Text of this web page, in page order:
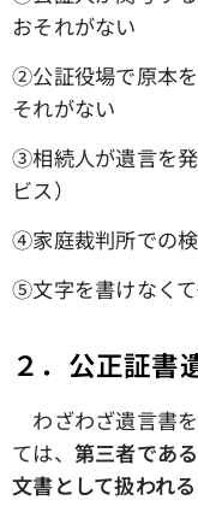
おそれがない
➁公証役場で原本
それがない
③相続人が遺言を
ビス）
④家庭裁判所での
➄文字を書けなく
２．公正証書
わざわざ遺言書
ては、 第三者であ
文書として扱われる